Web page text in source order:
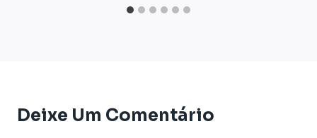
Deixe Um Comentário